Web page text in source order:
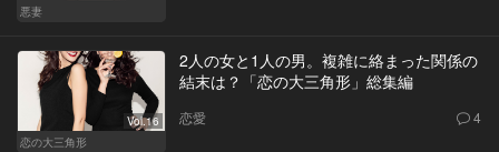
悪妻
Vol.16
恋の大三角形
2人の女と1人の男。複雑に絡まった関係の
結末は？「恋の大三角形」総集編
恋愛 4